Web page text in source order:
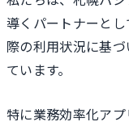
導くパートナーと
際の利用状況に基
ています。
特に業務効率化ア